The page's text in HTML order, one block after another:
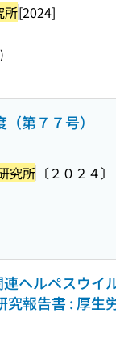
所[2024]
第７７号）
究所 〔２０２４〕
ヘルペスウ
報告書 : 厚